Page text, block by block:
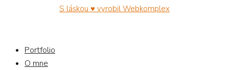
S láskou ♥ vyrobil Webkomplex
Close
Menu
Portfolio
O mne